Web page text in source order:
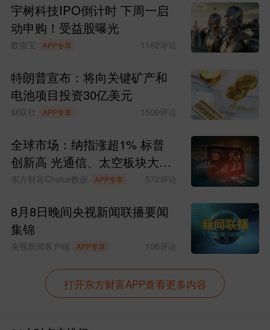
宇树科技IPO倒计时 下周一启
动申购！受益股曝光
数据宝 APP专享 1162评论
特朗普宣布：将向关键矿产和
电池项目投资30亿美元
财联社 APP专享 1509评论
全球市场：纳指涨超1% 标普
创新高 光通信、太空板块大涨
SpaceX涨超15%
东方财富Choice数据 APP专享 572评论
8月8日晚间央视新闻联播要闻
集锦
央视新闻客户端 APP专享 106评论
打开东方财富APP查看更多内容